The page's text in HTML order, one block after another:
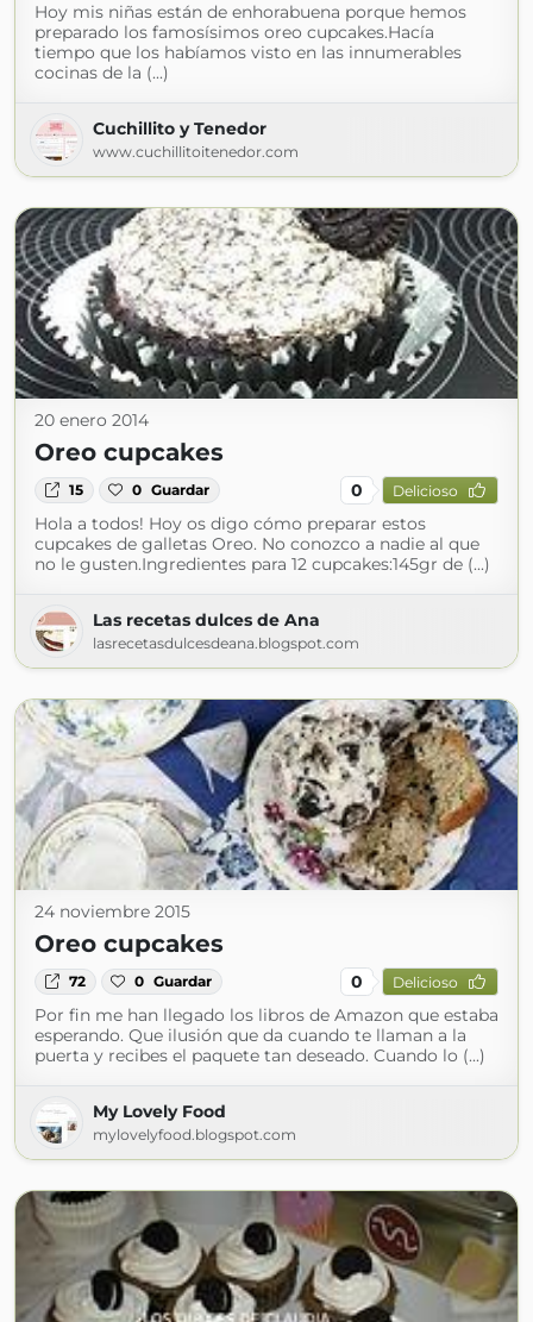
Hoy mis niñas están de enhorabuena porque hemos
preparado los famosísimos oreo cupcakes.Hacía
tiempo que los habíamos visto en las innumerables
cocinas de la (...)
Cuchillito y Tenedor
www.cuchillitoitenedor.com
20 enero 2014
Oreo cupcakes
15 0 Guardar 0 Delicioso
Hola a todos! Hoy os digo cómo preparar estos
cupcakes de galletas Oreo. No conozco a nadie al que
no le gusten.Ingredientes para 12 cupcakes:145gr de (...)
Las recetas dulces de Ana
lasrecetasdulcesdeana.blogspot.com
24 noviembre 2015
Oreo cupcakes
72 0 Guardar 0 Delicioso
Por fin me han llegado los libros de Amazon que estaba
esperando. Que ilusión que da cuando te llaman a la
puerta y recibes el paquete tan deseado. Cuando lo (...)
My Lovely Food
mylovelyfood.blogspot.com